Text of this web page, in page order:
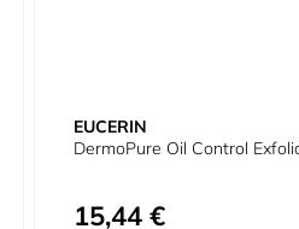
EUCERIN
DermoPure Oil Control
15,44 €